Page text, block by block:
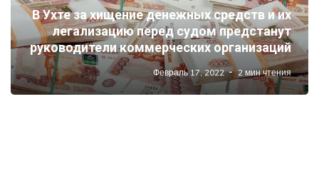
В Ухте за хищение денежных средств и их
легализацию перед судом предстанут
руководители коммерческих организаций
Февраль 17, 2022 2 мин чтения